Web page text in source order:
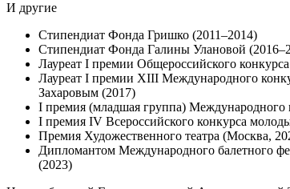
И другие
Стипендиат Фонда Гришко (2011–2014)
Стипендиат Фонда Галины Улановой
Лауреат I премии Общероссийского
Лауреат I премии XIII Международного
Захаровым (2017)
I премия (младшая группа) Международного
I премия IV Всероссийского конкурса
Премия Художественного театра (Москва,
Дипломантом Международного балетного
(2023)